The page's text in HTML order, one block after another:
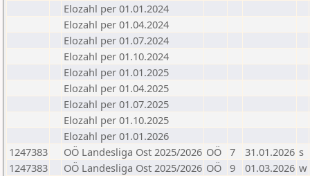
Elozahl per 01.01.2024
Elozahl per 01.04.2024
Elozahl per 01.07.2024
Elozahl per 01.10.2024
Elozahl per 01.01.2025
Elozahl per 01.04.2025
Elozahl per 01.07.2025
Elozahl per 01.10.2025
Elozahl per 01.01.2026
1247383
OÖ Landesliga Ost 2025/2026 OÖ 7 31.01.2026 s
1247383
OÖ Landesliga Ost 2025/2026 OÖ 9 01.03.2026 w